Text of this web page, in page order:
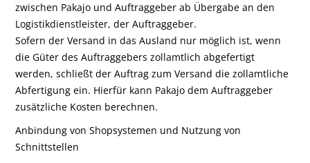
zwischen Pakajo und Auftraggeber ab Übergabe an den
Logistikdienstleister, der Auftraggeber.
Sofern der Versand in das Ausland nur möglich ist, wenn
die Güter des Auftraggebers zollamtlich abgefertigt
werden, schließt der Auftrag zum Versand die zollamtliche
Abfertigung ein. Hierfür kann Pakajo dem Auftraggeber
zusätzliche Kosten berechnen.
Anbindung von Shopsystemen und Nutzung von
Schnittstellen